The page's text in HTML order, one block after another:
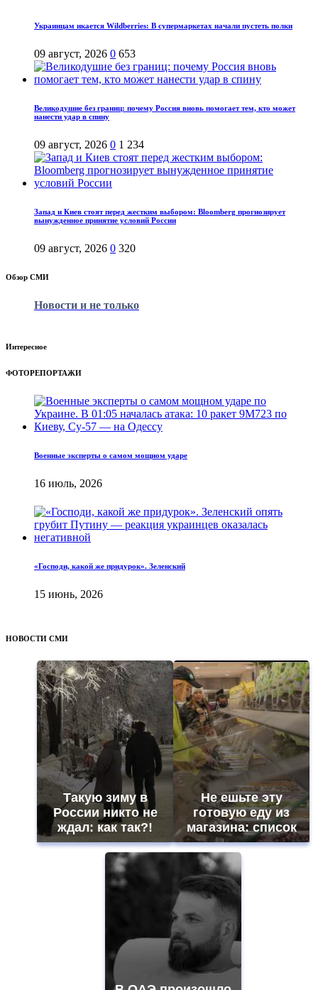
Украинцам икается Wildberries: В супермаркетах начали пустеть полки
09 август, 2026 0 653
Великодушие без границ: почему Россия вновь помогает тем, кто может
нанести удар в спину
09 август, 2026 0 1 234
Запад и Киев стоят перед жестким выбором: Bloomberg прогнозирует
вынужденное принятие условий России
09 август, 2026 0 320
Обзор СМИ
Новости и не только
Интересное
ФОТОРЕПОРТАЖИ
Военные эксперты о самом мощном ударе
16 июль, 2026
«Господи, какой же придурок». Зеленский
15 июнь, 2026
НОВОСТИ СМИ
Такую зиму в
России никто не
ждал: как так?!
Не ешьте эту
готовую еду из
магазина: список